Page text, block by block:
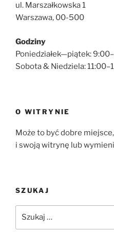
ul. Marszałkowska 1
Warszawa, 00-500
Godziny
Poniedziałek—piątek:
Sobota & Niedziela:
O WITRYNIE
Może to być dobre
i swoją witrynę lub
SZUKAJ